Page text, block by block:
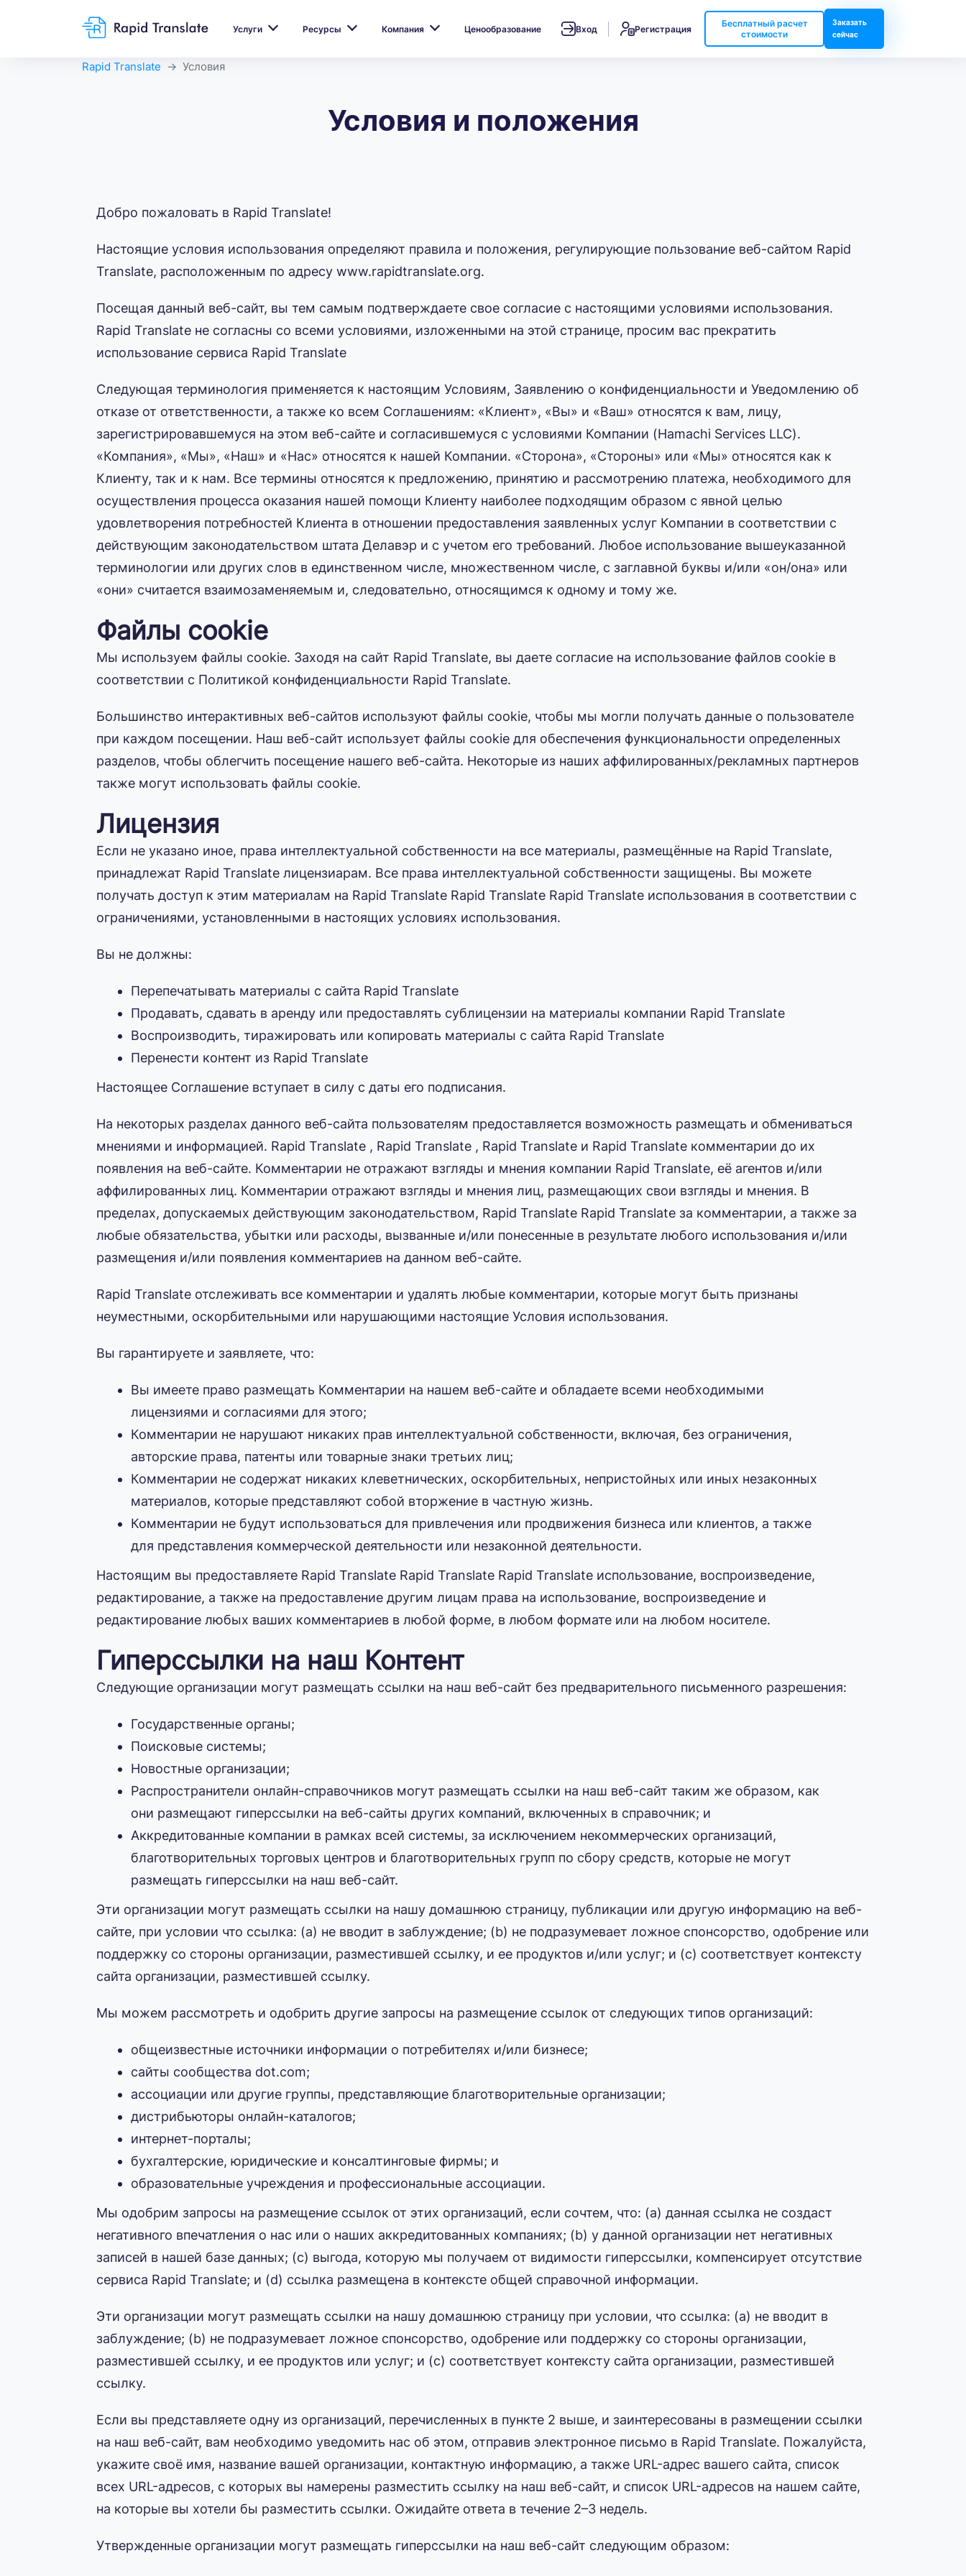
Услуги Ресурсы Компания Ценообразование Вход Регистрация
Бесплатный расчет
стоимости
Заказать
сейчас
Rapid Translate Условия
Условия и положения
Добро пожаловать в Rapid Translate!
Настоящие условия использования определяют правила и положения, регулирующие пользование веб-сайтом Rapid
Translate, расположенным по адресу www.rapidtranslate.org.
Посещая данный веб-сайт, вы тем самым подтверждаете свое согласие с настоящими условиями использования.
Rapid Translate не согласны со всеми условиями, изложенными на этой странице, просим вас прекратить
использование сервиса Rapid Translate
Следующая терминология применяется к настоящим Условиям, Заявлению о конфиденциальности и Уведомлению об
отказе от ответственности, а также ко всем Соглашениям: «Клиент», «Вы» и «Ваш» относятся к вам, лицу,
зарегистрировавшемуся на этом веб-сайте и согласившемуся с условиями Компании (Hamachi Services LLC).
«Компания», «Мы», «Наш» и «Нас» относятся к нашей Компании. «Сторона», «Стороны» или «Мы» относятся как к
Клиенту, так и к нам. Все термины относятся к предложению, принятию и рассмотрению платежа, необходимого для
осуществления процесса оказания нашей помощи Клиенту наиболее подходящим образом с явной целью
удовлетворения потребностей Клиента в отношении предоставления заявленных услуг Компании в соответствии с
действующим законодательством штата Делавэр и с учетом его требований. Любое использование вышеуказанной
терминологии или других слов в единственном числе, множественном числе, с заглавной буквы и/или «он/она» или
«они» считается взаимозаменяемым и, следовательно, относящимся к одному и тому же.
Файлы cookie
Мы используем файлы cookie. Заходя на сайт Rapid Translate, вы даете согласие на использование файлов cookie в
соответствии с Политикой конфиденциальности Rapid Translate.
Большинство интерактивных веб-сайтов используют файлы cookie, чтобы мы могли получать данные о пользователе
при каждом посещении. Наш веб-сайт использует файлы cookie для обеспечения функциональности определенных
разделов, чтобы облегчить посещение нашего веб-сайта. Некоторые из наших аффилированных/рекламных партнеров
также могут использовать файлы cookie.
Лицензия
Если не указано иное, права интеллектуальной собственности на все материалы, размещённые на Rapid Translate,
принадлежат Rapid Translate лицензиарам. Все права интеллектуальной собственности защищены. Вы можете
получать доступ к этим материалам на Rapid Translate Rapid Translate Rapid Translate использования в соответствии с
ограничениями, установленными в настоящих условиях использования.
Вы не должны:
Перепечатывать материалы с сайта Rapid Translate
Продавать, сдавать в аренду или предоставлять сублицензии на материалы компании Rapid Translate
Воспроизводить, тиражировать или копировать материалы с сайта Rapid Translate
Перенести контент из Rapid Translate
Настоящее Соглашение вступает в силу с даты его подписания.
На некоторых разделах данного веб-сайта пользователям предоставляется возможность размещать и обмениваться
мнениями и информацией. Rapid Translate , Rapid Translate , Rapid Translate и Rapid Translate комментарии до их
появления на веб-сайте. Комментарии не отражают взгляды и мнения компании Rapid Translate, её агентов и/или
аффилированных лиц. Комментарии отражают взгляды и мнения лиц, размещающих свои взгляды и мнения. В
пределах, допускаемых действующим законодательством, Rapid Translate Rapid Translate за комментарии, а также за
любые обязательства, убытки или расходы, вызванные и/или понесенные в результате любого использования и/или
размещения и/или появления комментариев на данном веб-сайте.
Rapid Translate отслеживать все комментарии и удалять любые комментарии, которые могут быть признаны
неуместными, оскорбительными или нарушающими настоящие Условия использования.
Вы гарантируете и заявляете, что:
Вы имеете право размещать Комментарии на нашем веб-сайте и обладаете всеми необходимыми
лицензиями и согласиями для этого;
Комментарии не нарушают никаких прав интеллектуальной собственности, включая, без ограничения,
авторские права, патенты или товарные знаки третьих лиц;
Комментарии не содержат никаких клеветнических, оскорбительных, непристойных или иных незаконных
материалов, которые представляют собой вторжение в частную жизнь.
Комментарии не будут использоваться для привлечения или продвижения бизнеса или клиентов, а также
для представления коммерческой деятельности или незаконной деятельности.
Настоящим вы предоставляете Rapid Translate Rapid Translate Rapid Translate использование, воспроизведение,
редактирование, а также на предоставление другим лицам права на использование, воспроизведение и
редактирование любых ваших комментариев в любой форме, в любом формате или на любом носителе.
Гиперссылки на наш Контент
Следующие организации могут размещать ссылки на наш веб-сайт без предварительного письменного разрешения:
Государственные органы;
Поисковые системы;
Новостные организации;
Распространители онлайн-справочников могут размещать ссылки на наш веб-сайт таким же образом, как
они размещают гиперссылки на веб-сайты других компаний, включенных в справочник; и
Аккредитованные компании в рамках всей системы, за исключением некоммерческих организаций,
благотворительных торговых центров и благотворительных групп по сбору средств, которые не могут
размещать гиперссылки на наш веб-сайт.
Эти организации могут размещать ссылки на нашу домашнюю страницу, публикации или другую информацию на веб-
сайте, при условии что ссылка: (a) не вводит в заблуждение; (b) не подразумевает ложное спонсорство, одобрение или
поддержку со стороны организации, разместившей ссылку, и ее продуктов и/или услуг; и (c) соответствует контексту
сайта организации, разместившей ссылку.
Мы можем рассмотреть и одобрить другие запросы на размещение ссылок от следующих типов организаций:
общеизвестные источники информации о потребителях и/или бизнесе;
сайты сообщества dot.com;
ассоциации или другие группы, представляющие благотворительные организации;
дистрибьюторы онлайн-каталогов;
интернет-порталы;
бухгалтерские, юридические и консалтинговые фирмы; и
образовательные учреждения и профессиональные ассоциации.
Мы одобрим запросы на размещение ссылок от этих организаций, если сочтем, что: (a) данная ссылка не создаст
негативного впечатления о нас или о наших аккредитованных компаниях; (b) у данной организации нет негативных
записей в нашей базе данных; (c) выгода, которую мы получаем от видимости гиперссылки, компенсирует отсутствие
сервиса Rapid Translate; и (d) ссылка размещена в контексте общей справочной информации.
Эти организации могут размещать ссылки на нашу домашнюю страницу при условии, что ссылка: (a) не вводит в
заблуждение; (b) не подразумевает ложное спонсорство, одобрение или поддержку со стороны организации,
разместившей ссылку, и ее продуктов или услуг; и (c) соответствует контексту сайта организации, разместившей
ссылку.
Если вы представляете одну из организаций, перечисленных в пункте 2 выше, и заинтересованы в размещении ссылки
на наш веб-сайт, вам необходимо уведомить нас об этом, отправив электронное письмо в Rapid Translate. Пожалуйста,
укажите своё имя, название вашей организации, контактную информацию, а также URL-адрес вашего сайта, список
всех URL-адресов, с которых вы намерены разместить ссылку на наш веб-сайт, и список URL-адресов на нашем сайте,
на которые вы хотели бы разместить ссылки. Ожидайте ответа в течение 2–3 недель.
Утвержденные организации могут размещать гиперссылки на наш веб-сайт следующим образом: